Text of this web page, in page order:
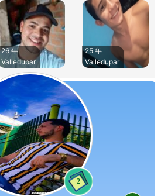
26 年
Valledupar
25 年
Valledupar
2